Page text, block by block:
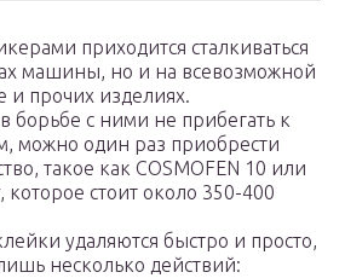
приходится сталкиваться
машины, но и на всевозможной
и прочих изделиях.
борьбе с ними не прибегать к
можно один раз приобрести
такое как COSMOFEN 10 или
которое стоит около 350-400
удаляются быстро и просто,
несколько действий: